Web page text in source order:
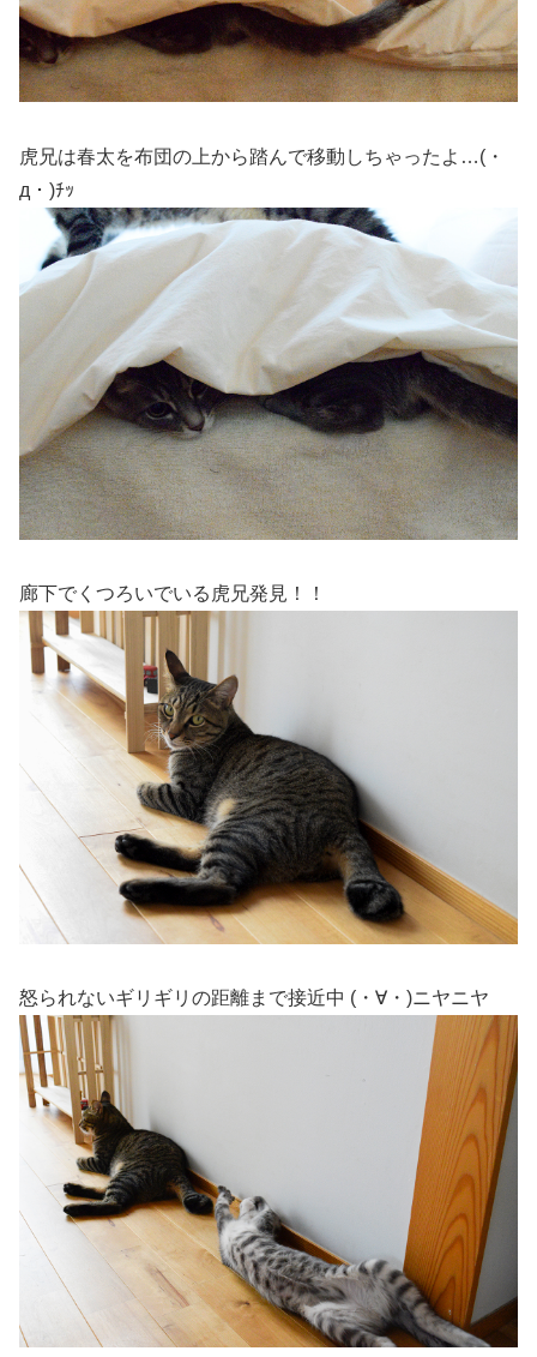
虎兄は春太を布団の上から踏んで移動しちゃったよ…(・
д・)ﾁｯ
廊下でくつろいでいる虎兄発見！！
怒られないギリギリの距離まで接近中 (・∀・)ニヤニヤ